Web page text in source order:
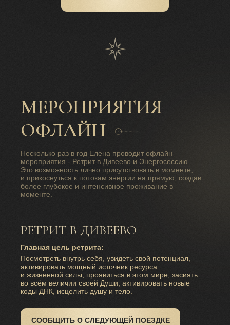
МЕРОПРИЯТИЯ
ОФЛАЙН
СООБЩИТЬ О СЛЕДУЮЩЕЙ ПОЕЗДКЕ
Главная цель ретрита:
РЕТРИТ В ДИВЕЕВО
Посмотреть внутрь себя, увидеть свой потенциал,
активировать мощный источник ресурса
и жизненной силы, проявиться в этом мире, засиять
во всём величии своей Души, активировать новые
коды ДНК, исцелить душу и тело.
Несколько раз в год Елена проводит офлайн
мероприятия - Ретрит в Дивеево и Энергосессию.
Это возможность лично присутствовать в моменте,
и прикоснуться к потокам энергии на прямую, создав
более глубокое и интенсивное проживание в
моменте.